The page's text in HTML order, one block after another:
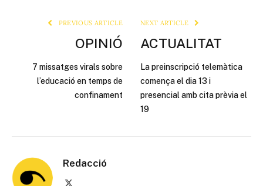
PREVIOUS ARTICLE
OPINIÓ
7 missatges virals sobre
l’educació en temps de
confinament
NEXT ARTICLE
ACTUALITAT
La preinscripció telemàtica
comença el dia 13 i
presencial amb cita prèvia el
19
Redacció